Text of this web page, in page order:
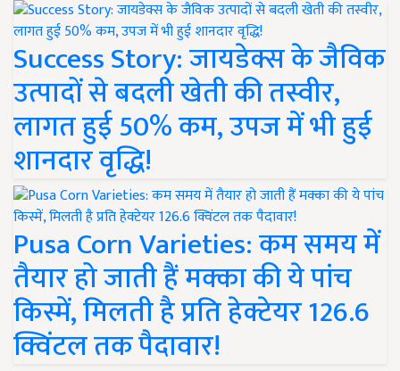
Success Story: जायडेक्स के जैविक
उत्पादों से बदली खेती की तस्वीर,
लागत हुई 50% कम, उपज में भी हुई
शानदार वृद्धि!
Pusa Corn Varieties: कम समय में
तैयार हो जाती हैं मक्का की ये पांच
किस्में, मिलती है प्रति हेक्टेयर 126.6
क्विंटल तक पैदावार!